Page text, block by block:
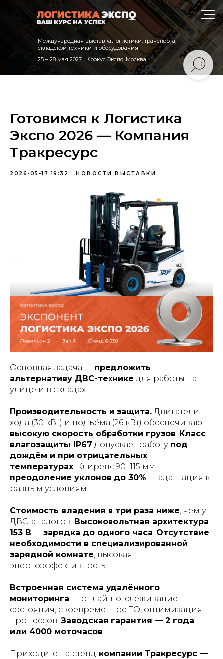
Международная выставка логистики, транспорта,
складской техники и оборудования
25 – 28 мая 2027 | Крокус Экспо, Москва
Готовимся к Логистика
Экспо 2026 — Компания
Тракресурс
2026-05-17 19:32 НОВОСТИ ВЫСТАВКИ
Основная задача — предложить
альтернативу ДВС-технике для работы на
улице и в складах.
Производительность и защита. Двигатели
хода (30 кВт) и подъёма (26 кВт) обеспечивают
высокую скорость обработки грузов. Класс
влагозащиты IP67 допускает работу под
дождём и при отрицательных
температурах. Клиренс 90–115 мм,
преодоление уклонов до 30% — адаптация к
разным условиям.
Стоимость владения в три раза ниже, чем у
ДВС-аналогов. Высоковольтная архитектура
153 В — зарядка до одного часа. Отсутствие
необходимости в специализированной
зарядной комнате, высокая
энергоэффективность.
Встроенная система удалённого
мониторинга — онлайн-отслеживание
состояния, своевременное ТО, оптимизация
процессов. Заводская гарантия — 2 года
или 4000 моточасов.
Приходите на стенд компании Тракресурс —